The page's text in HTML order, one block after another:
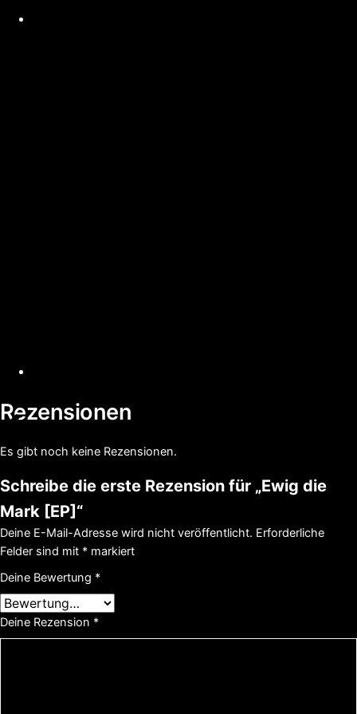
Rezensionen
Es gibt noch keine Rezensionen.
Schreibe die erste Rezension für „Ewig die
Mark [EP]“
Deine E-Mail-Adresse wird nicht veröffentlicht. Erforderliche
Felder sind mit * markiert
Deine Bewertung *
Deine Rezension *